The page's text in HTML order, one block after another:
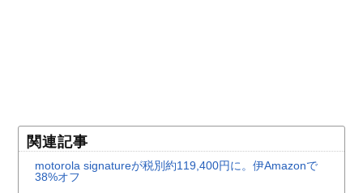
関連記事
motorola signatureが税別約119,400円に。伊Amazonで
38%オフ